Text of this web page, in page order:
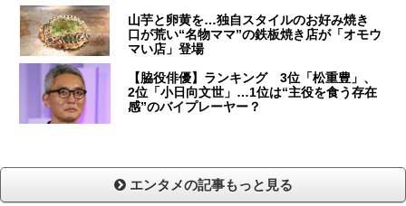
山芋と卵黄を…独自スタイルのお好み焼き
口が荒い“名物ママ”の鉄板焼き店が「オモウ
マい店」登場
【脇役俳優】ランキング 3位「松重豊」、
2位「小日向文世」…1位は“主役を食う存在
感”のバイプレーヤー？
エンタメの記事もっと見る